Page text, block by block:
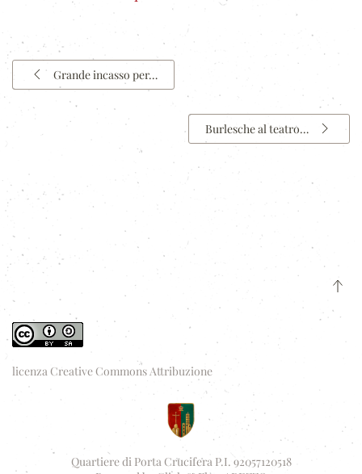
Grande incasso per…
Burlesche al teatro…
licenza Creative Commons Attribuzione
Quartiere di Porta Crucifera P.I. 92057120518